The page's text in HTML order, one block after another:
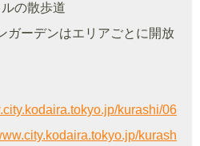
の散歩道
ーデンはエリアごとに開放
kurashi/06
kurash